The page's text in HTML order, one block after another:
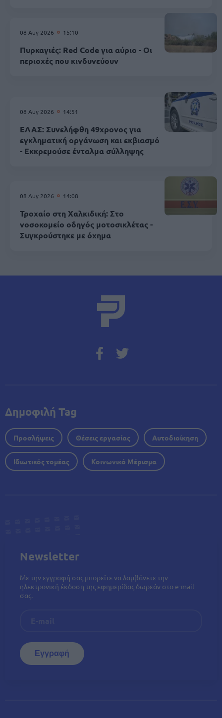
08 Αυγ 2026 15:10
Πυρκαγιές: Red Code για αύριο - Οι
περιοχές που κινδυνεύουν
08 Αυγ 2026 14:51
ΕΛΑΣ: Συνελήφθη 49χρονος για
εγκληματική οργάνωση και εκβιασμό
- Εκκρεμούσε ένταλμα σύλληψης
08 Αυγ 2026 14:08
Τροχαίο στη Χαλκιδική: Στο
νοσοκομείο οδηγός μοτοσικλέτας -
Συγκρούστηκε με όχημα
Δημοφιλή Tag
Προσλήψεις Θέσεις εργασίας Αυτοδιοίκηση
Ιδιωτικός τομέας Κοινωνικό Μέρισμα
Newsletter
Με την εγγραφή σας μπορείτε να λαμβάνετε την
ηλεκτρονική έκδοση της εφημερίδας δωρεάν στο e-mail
σας.